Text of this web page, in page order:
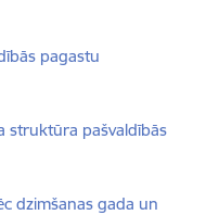
pagastu
struktūra pašvaldībās
dzimšanas gada un